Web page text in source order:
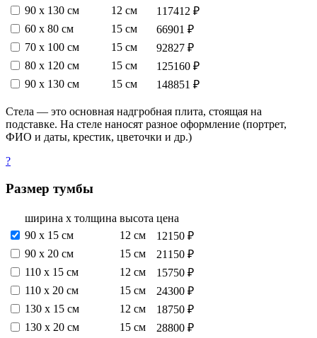
90 х 130 см
12 см
117412 ₽
60 х 80 см
15 см
66901 ₽
70 х 100 см
15 см
92827 ₽
80 х 120 см
15 см
125160 ₽
90 х 130 см
15 см 148851 ₽
Стела — это основная надгробная плита, стоящая на
подставке. На стеле наносят разное оформление (портрет,
ФИО и даты, крестик, цветочки и др.)
?
Размер тумбы
ширина х толщина высота цена
90 х 15 см
12 см
12150 ₽
90 х 20 см
15 см
21150 ₽
110 х 15 см
12 см
15750 ₽
110 х 20 см
15 см
24300 ₽
130 х 15 см
12 см
18750 ₽
130 х 20 см
15 см
28800 ₽